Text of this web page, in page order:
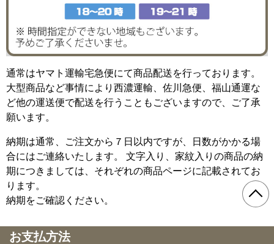
通常はヤマト運輸宅急便にて商品配送を行っております。
大型商品など事情により西濃運輸、佐川急便、福山通運な
ど他の運送便で配送を行うこともございますので、ご了承
願います。
納期は通常、ご注文から７日以内ですが、日数がかかる場
合にはご連絡いたします。 文字入り、家紋入りの商品の納
期につきましては、それぞれの商品ページに記載されてお
ります。
納期をご確認ください。
お支払方法